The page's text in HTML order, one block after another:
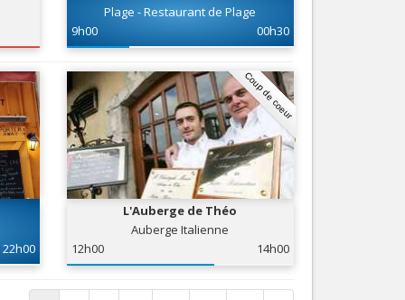
Plage - Restaurant de Plage
9h00
00h30
22h00
Coup de coeur
L'Auberge de Théo
Auberge Italienne
12h00
14h00